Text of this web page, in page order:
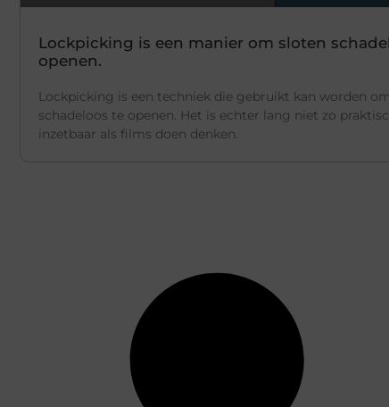
Lockpicking is een manier om sloten
openen.
Lockpicking is een techniek die gebruikt kan worden
schadeloos te openen. Het is echter lang niet zo
inzetbaar als films doen denken.